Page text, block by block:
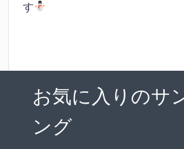
す
お気に入りのサ
ング